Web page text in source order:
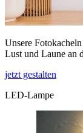
Unsere
Lust und Laune an
jetzt gestalten
LED-Lampe